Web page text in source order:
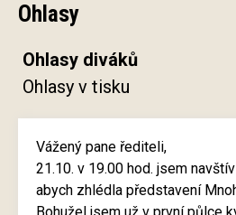
Ohlasy
Ohlasy diváků
Ohlasy v tisku
Vážený pane řediteli,
21.10. v 19.00 hod. jsem
abych zhlédla představení